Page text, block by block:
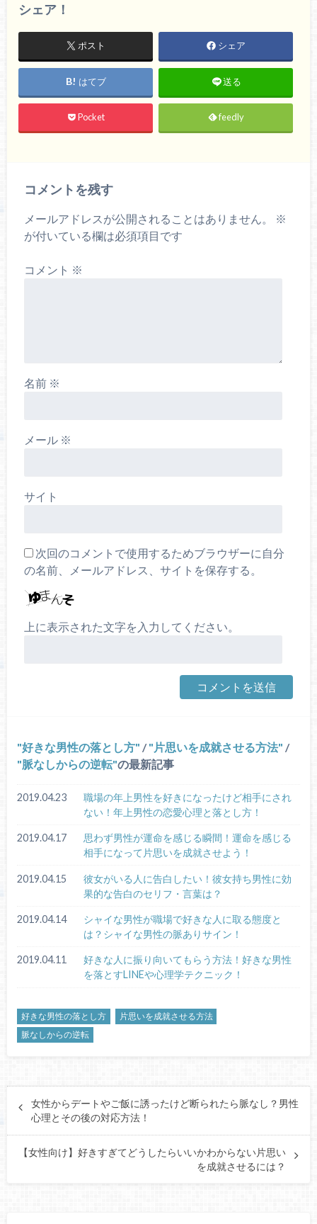
シェア！
ポスト シェア
はてブ 送る
Pocket feedly
コメントを残す
メールアドレスが公開されることはありません。
※
が付いている欄は必須項目です
コメント ※
名前 ※
メール ※
サイト
次回のコメントで使用するためブラウザーに自分
の名前、メールアドレス、サイトを保存する。
上に表示された文字を入力してください。
好きな男性の落とし方 / 片思いを成就させる方法 /
脈なしからの逆転 の最新記事
2019.04.23
職場の年上男性を好きになったけど相手にされ
ない！年上男性の恋愛心理と落とし方！
2019.04.17
思わず男性が運命を感じる瞬間！運命を感じる
相手になって片思いを成就させよう！
2019.04.15
彼女がいる人に告白したい！彼女持ち男性に効
果的な告白のセリフ・言葉は？
2019.04.14
シャイな男性が職場で好きな人に取る態度と
は？シャイな男性の脈ありサイン！
2019.04.11
好きな人に振り向いてもらう方法！好きな男性
を落とすLINEや心理学テクニック！
好きな男性の落とし方
片思いを成就させる方法
脈なしからの逆転
女性からデートやご飯に誘ったけど断られたら脈なし？男性
心理とその後の対応方法！
【女性向け】好きすぎてどうしたらいいかわからない片思い
を成就させるには？